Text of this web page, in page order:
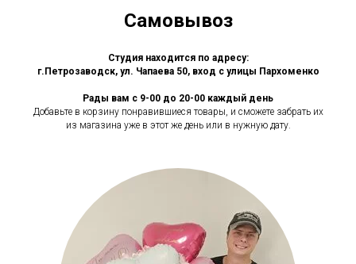
Самовывоз
Студия находится по адресу:
г.Петрозаводск, ул. Чапаева 50, вход с улицы Пархоменко
Рады вам с 9-00 до 20-00 каждый день
Добавьте в корзину понравившиеся товары, и сможете забрать их
из магазина уже в этот же день или в нужную дату.